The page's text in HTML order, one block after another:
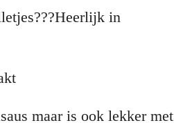
in
maar is ook lekker met